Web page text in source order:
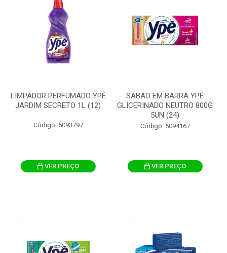
LIMPADOR PERFUMADO YPÊ
JARDIM SECRETO 1L (12)
Código: 5093797
VER PREÇO
SABÃO EM BARRA YPÊ
GLICERINADO NEUTRO 800G
5UN (24)
Código: 5094167
VER PREÇO